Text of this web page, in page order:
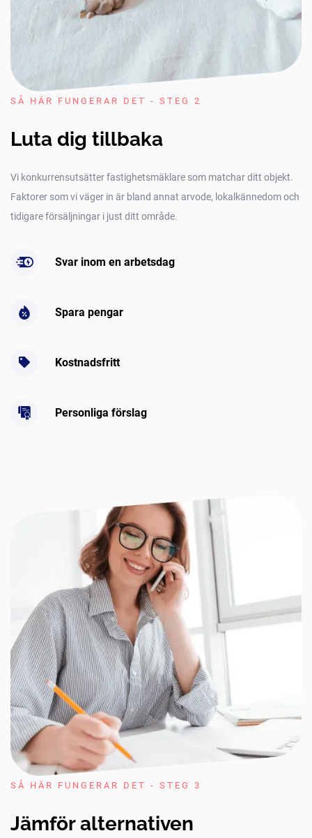
SÅ HÄR FUNGERAR DET - STEG 2
Luta dig tillbaka
Vi konkurrensutsätter fastighetsmäklare som matchar ditt objekt.
Faktorer som vi väger in är bland annat arvode, lokalkännedom och
tidigare försäljningar i just ditt område.
Svar inom en arbetsdag
Spara pengar
Kostnadsfritt
Personliga förslag
SÅ HÄR FUNGERAR DET - STEG 3
Jämför alternativen